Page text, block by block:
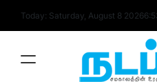
Today: Saturday, August 8 20266: